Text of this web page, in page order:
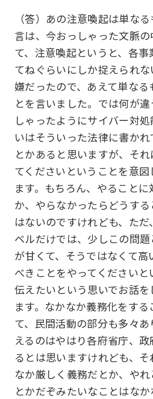
（答）あの注意喚起は単な
言は、今おっしゃった文脈
て、注意喚起というと、各
てねぐらいにしか捉えられ
嫌だったので、あえて単な
とを言いました。では何が
しゃったようにサイバー対
いはそういった法律に書か
とかあると思いますが、そ
てくださいということを意
ます。もちろん、やること
か、やらなかったらどうす
はないのですけれども、た
ベルだけでは、少しこの問
が甘くて、そうではなくて
べきことをやってください
伝えたいという思いでお話
ます。なかなか義務化をする
て、民間活動の部分も多々
えるのはやはり各府省庁、
るとは思いますけれども、
なか厳しく義務だとか、や
とかだぞみたいなことはな